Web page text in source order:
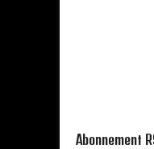
Abonnement